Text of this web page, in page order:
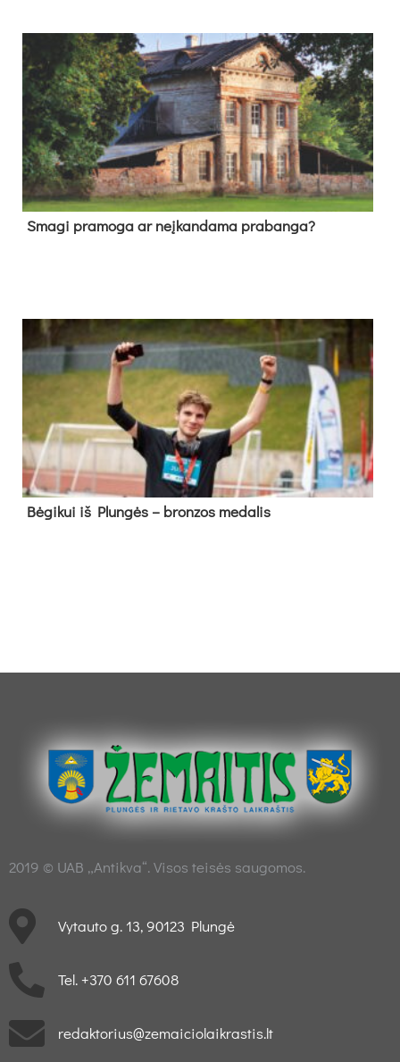
Sma­gi pra­mo­ga ar neį­kan­da­ma pra­ban­ga?
Bė­gi­kui iš Plun­gės – bron­zos me­da­lis
2019 © UAB „Antikva“. Visos teisės saugomos.
Vytauto g. 13, 90123 Plungė
Tel. +370 611 67608
redaktorius@zemaiciolaikrastis.lt